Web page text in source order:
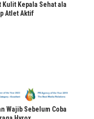
Kulit Kepala Sehat ala
Atlet Aktif
Wajib Sebelum Coba